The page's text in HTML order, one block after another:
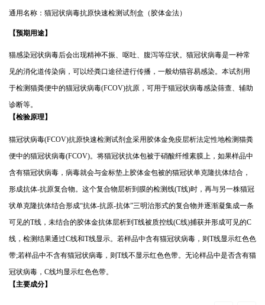
通用名称： 猫冠状病毒抗原快速检测试剂盒（胶体金法）
【预期用途】
猫感染冠状病毒后会出现精神不振、呕吐、腹泻等症状。猫冠状病毒是一种常
见的消化道传染病，可以经粪口途径进行传播，一般幼猫容易感染。本试剂用
于检测猫粪便中的猫冠状病毒(FCOV)抗原，可用于猫冠状病毒感染筛查、辅助
诊断等。
【检验原理】
猫冠状病毒(FCOV)抗原快速检测试剂盒采用胶体金免疫层析法定性地检测猫粪
便中的猫冠状病毒(FCOV)。将猫冠状抗体包被于硝酸纤维素膜上，如果样品中
含有猫冠状病毒，病毒就会与金标垫上胶体金包被的猫冠状单克隆抗体结合，
形成抗体-抗原复合物。这个复合物层析到膜的检测线(T线)时，再与另一株猫冠
状单克隆抗体结合形成“抗体-抗原-抗体”三明治形式的复合物并逐渐凝集成一条
可见的T线，未结合的胶体金抗体层析到T线被质控线(C线)捕获并形成可见的C
线，检测结果通过C线和T线显示。若样品中含有猫冠状病毒，则 T线显示红色色
带;若样品中不含有猫冠状病毒，则 T线不显示红色色带。无论样品中是否含有猫
冠状病毒， C线均显示红色色带。
【主要成分】